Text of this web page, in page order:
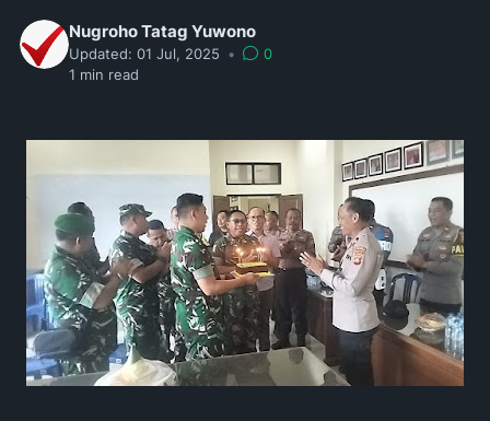
Nugroho Tatag Yuwono
Updated: 01 Jul, 2025 •
0
1 min read